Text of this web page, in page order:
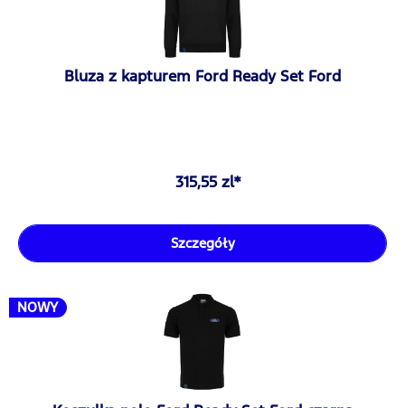
Bluza z kapturem Ford Ready Set Ford
315,55 zl*
Szczegóły
NOWY